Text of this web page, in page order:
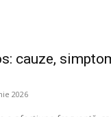
cauze,
2026